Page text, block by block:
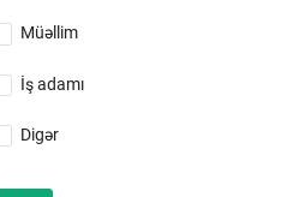
Müəllim
İş adamı
Digər